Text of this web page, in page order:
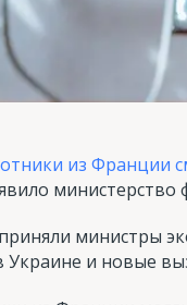
из Франции
министерство
министры
Украине и новые